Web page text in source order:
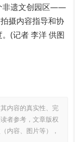
非遗文创园区——
摄内容指导和协
(记者 李洋 供图
内容的真实性、完
者参考，文章版权
内容、图片等），